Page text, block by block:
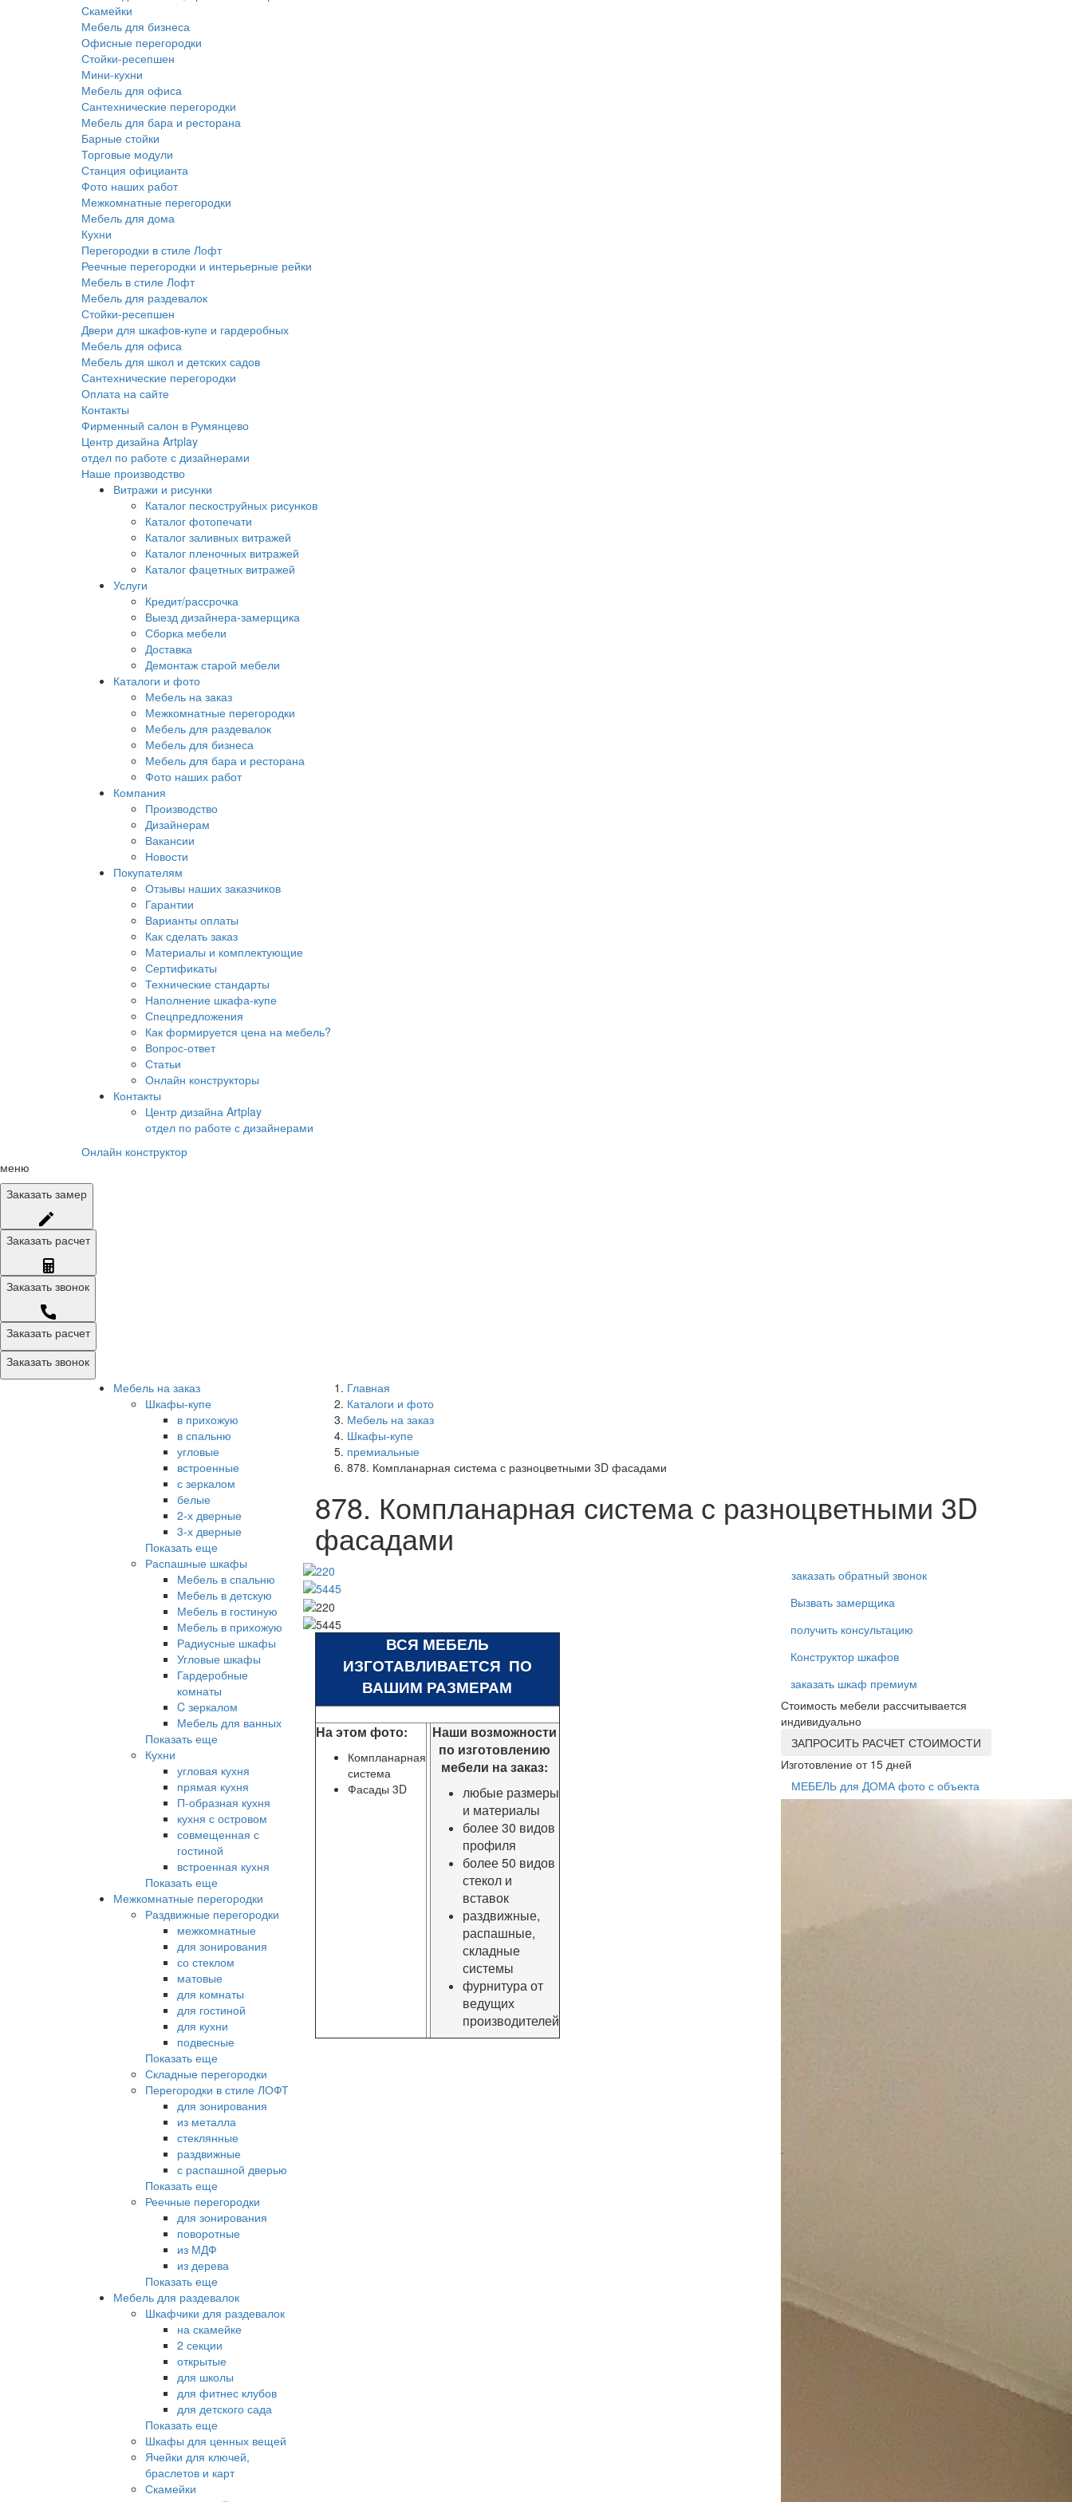
Скамейки
Мебель для бизнеса
Офисные перегородки
Стойки-ресепшен
Мини-кухни
Мебель для офиса
Сантехнические перегородки
Мебель для бара и ресторана
Барные стойки
Торговые модули
Станция официанта
Фото наших работ
Межкомнатные перегородки
Мебель для дома
Кухни
Перегородки в стиле Лофт
Реечные перегородки и интерьерные рейки
Мебель в стиле Лофт
Мебель для раздевалок
Стойки-ресепшен
Двери для шкафов-купе и гардеробных
Мебель для офиса
Мебель для школ и детских садов
Сантехнические перегородки
Оплата на сайте
Контакты
Фирменный салон в Румянцево
Центр дизайна Artplay
отдел по работе с дизайнерами
Наше производство
Витражи и рисунки
Каталог пескоструйных рисунков
Каталог фотопечати
Каталог заливных витражей
Каталог пленочных витражей
Каталог фацетных витражей
Услуги
Кредит/рассрочка
Выезд дизайнера-замерщика
Сборка мебели
Доставка
Демонтаж старой мебели
Каталоги и фото
Мебель на заказ
Межкомнатные перегородки
Мебель для раздевалок
Мебель для бизнеса
Мебель для бара и ресторана
Фото наших работ
Компания
Производство
Дизайнерам
Вакансии
Новости
Покупателям
Отзывы наших заказчиков
Гарантии
Варианты оплаты
Как сделать заказ
Материалы и комплектующие
Сертификаты
Технические стандарты
Наполнение шкафа-купе
Спецпредложения
Как формируется цена на мебель?
Вопрос-ответ
Статьи
Онлайн конструкторы
Контакты
Центр дизайна Artplay
отдел по работе с дизайнерами
Онлайн конструктор
меню
Заказать замер
Заказать расчет
Заказать звонок
Заказать расчет
Заказать звонок
Мебель на заказ
Шкафы-купе
в прихожую
в спальню
угловые
встроенные
с зеркалом
белые
2-х дверные
3-х дверные
Показать еще
Распашные шкафы
Мебель в спальню
Мебель в детскую
Мебель в гостиную
Мебель в прихожую
Радиусные шкафы
Угловые шкафы
Гардеробные
комнаты
C зеркалом
Мебель для ванных
Показать еще
Кухни
угловая кухня
прямая кухня
П-образная кухня
кухня с островом
совмещенная с
гостиной
встроенная кухня
Показать еще
Межкомнатные перегородки
Раздвижные перегородки
межкомнатные
для зонирования
со стеклом
матовые
для комнаты
для гостиной
для кухни
подвесные
Показать еще
Складные перегородки
Перегородки в стиле ЛОФТ
для зонирования
из металла
стеклянные
раздвижные
с распашной дверью
Показать еще
Реечные перегородки
для зонирования
поворотные
из МДФ
из дерева
Показать еще
Мебель для раздевалок
Шкафчики для раздевалок
на скамейке
2 секции
открытые
для школы
для фитнес клубов
для детского сада
Показать еще
Шкафы для ценных вещей
Ячейки для ключей,
браслетов и карт
Скамейки
Главная
Каталоги и фото
Мебель на заказ
Шкафы-купе
премиальные
878. Компланарная система с разноцветными 3D фасадами
878. Компланарная система с разноцветными 3D
фасадами
ВСЯ МЕБЕЛЬ
ИЗГОТАВЛИВАЕТСЯ ПО
ВАШИМ РАЗМЕРАМ
На этом фото:
Компланарная
система
Фасады 3D
Наши возможности
по изготовлению
мебели на заказ:
любые размеры
и материалы
более 30 видов
профиля
более 50 видов
стекол и
вставок
раздвижные,
распашные,
складные
системы
фурнитура от
ведущих
производителей
заказать обратный звонок
Вызвать замерщика
получить консультацию
Конструктор шкафов
заказать шкаф премиум
Стоимость мебели рассчитывается
индивидуально
ЗАПРОСИТЬ РАСЧЕТ СТОИМОСТИ
Изготовление от 15 дней
МЕБЕЛЬ для ДОМА фото с объекта